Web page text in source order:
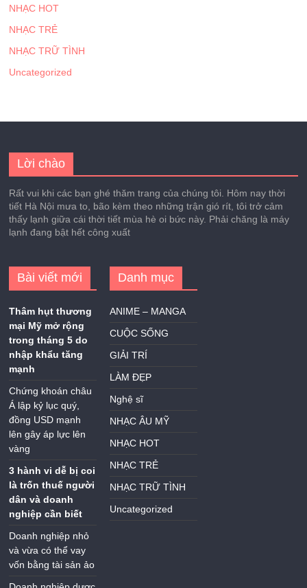
NHẠC HOT
NHẠC TRẺ
NHẠC TRỮ TÌNH
Uncategorized
Lời chào
Rất vui khi các bạn ghé thăm trang của chúng tôi. Hôm nay thời
tiết Hà Nội mưa to, bão kèm theo những trận gió rít, tôi trở cảm
thấy lạnh giữa cái thời tiết mùa hè oi bức này. Phải chăng là máy
lạnh đang bật hết công xuất
Bài viết mới
Thâm hụt thương
mại Mỹ mở rộng
trong tháng 5 do
nhập khẩu tăng
mạnh
Chứng khoán châu
Á lập kỷ lục quý,
đồng USD mạnh
lên gây áp lực lên
vàng
3 hành vi dễ bị coi
là trốn thuế người
dân và doanh
nghiệp cần biết
Doanh nghiệp nhỏ
và vừa có thể vay
vốn bằng tài sản ảo
Danh mục
ANIME – MANGA
CUỘC SỐNG
GIẢI TRÍ
LÀM ĐẸP
Nghệ sĩ
NHẠC ÂU MỸ
NHẠC HOT
NHẠC TRẺ
NHẠC TRỮ TÌNH
Uncategorized